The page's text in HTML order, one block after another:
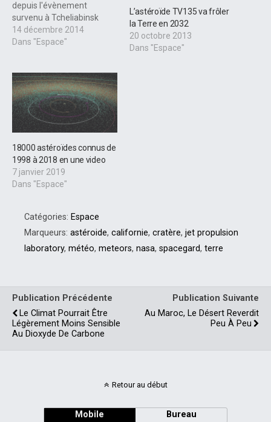
depuis l'évènement
survenu à Tcheliabinsk
l'année dernière, la NASA
vient de mettre les choses
représenterait pas une
menace pour la Terre,
contrairement à ce
qu'avaient annoncé des
chercheurs russes de
Moscou.
14 décembre 2014
Dans "Espace"
L’astéroïde TV135 va frôler
la Terre en 2032
20 octobre 2013
Dans "Espace"
18000 astéroïdes connus de
1998 à 2018 en une video
7 janvier 2019
Dans "Espace"
Catégories: Espace
Marqueurs: astéroide, californie, cratère, jet propulsion
laboratory, météo, meteors, nasa, spacegard, terre
Publication Précédente
Le Climat Pourrait Être
Légèrement Moins Sensible
Au Dioxyde De Carbone
Publication Suivante
Au Maroc, Le Désert Reverdit
Peu À Peu
Retour au début
Mobile Bureau